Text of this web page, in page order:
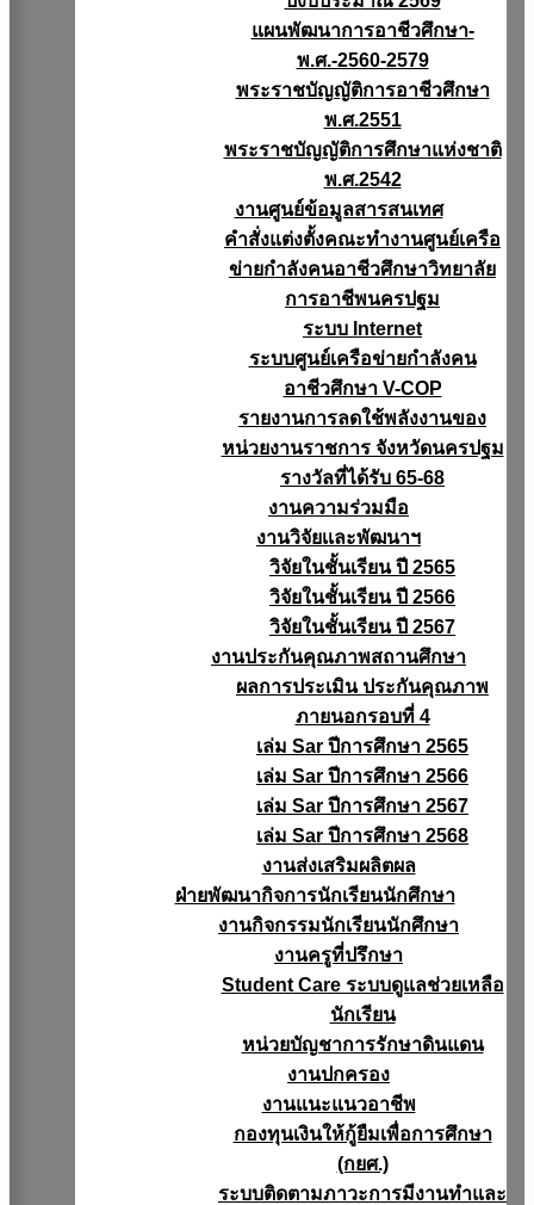
แผนพัฒนาการอาชีวศึกษา-
พ.ศ.-2560-2579
พระราชบัญญัติการอาชีวศึกษา
พ.ศ.2551
พระราชบัญญัติการศึกษาแห่งชาติ
พ.ศ.2542
งานศูนย์ข้อมูลสารสนเทศ
คำสั่งแต่งตั้งคณะทำงานศูนย์เครือ
ข่ายกำลังคนอาชีวศึกษาวิทยาลัย
การอาชีพนครปฐม
ระบบ Internet
ระบบศูนย์เครือข่ายกำลังคน
อาชีวศึกษา V-COP
รายงานการลดใช้พลังงานของ
หน่วยงานราชการ จังหวัดนครปฐม
รางวัลที่ได้รับ 65-68
งานความร่วมมือ
งานวิจัยเเละพัฒนาฯ
วิจัยในชั้นเรียน ปี 2565
วิจัยในชั้นเรียน ปี 2566
วิจัยในชั้นเรียน ปี 2567
งานประกันคุณภาพสถานศึกษา
ผลการประเมิน ประกันคุณภาพ
ภายนอกรอบที่ 4
เล่ม Sar ปีการศึกษา 2565
เล่ม Sar ปีการศึกษา 2566
เล่ม Sar ปีการศึกษา 2567
เล่ม Sar ปีการศึกษา 2568
งานส่งเสริมผลิตผล
ฝ่ายพัฒนากิจการนักเรียนนักศึกษา
งานกิจกรรมนักเรียนนักศึกษา
งานครูที่ปรึกษา
Student Care ระบบดูแลช่วยเหลือ
นักเรียน
หน่วยบัญชาการรักษาดินแดน
งานปกครอง
งานแนะแนวอาชีพ
กองทุนเงินให้กู้ยืมเพื่อการศึกษา
(กยศ.)
ระบบติดตามภาวะการมีงานทำและ